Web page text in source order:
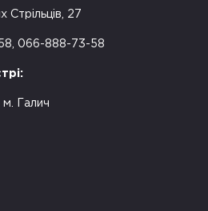
Стрільців, 27
066-888-73-58
Галич